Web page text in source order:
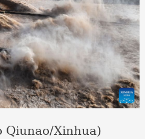
Qiunao/Xinhua)